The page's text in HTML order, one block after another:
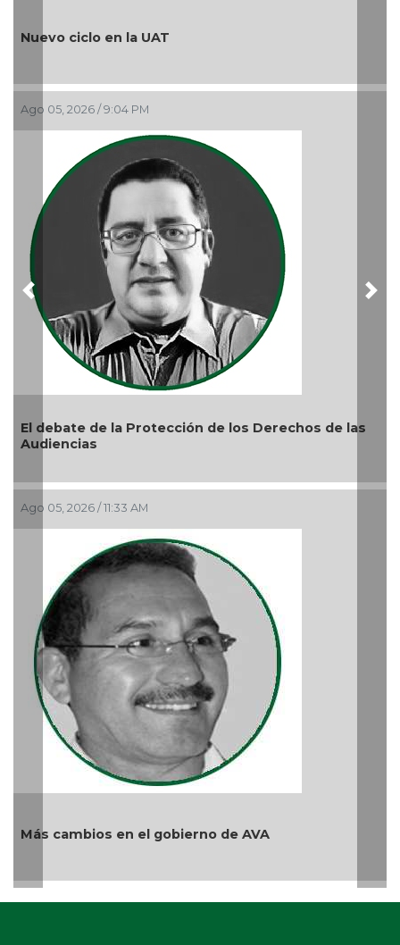
las
¿Quién es periodista?
Ago 05, 2026 / 9:15 AM
La devoción protege la doctrina y nos lleva a
reprimir el amor a Dios
Ago 04, 2026 / 9:32 AM